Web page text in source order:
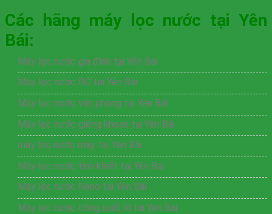
Các hãng máy lọc nước tại Yên
Bái:
Máy lọc nước gia đình tại Yên Bái
Máy lọc nước RO tại Yên Bái
Máy lọc nước văn phòng tại Yên Bái
Máy lọc nước giếng khoan tại Yên Bái
máy lọc nước máy tại Yên Bái
Máy lọc nước tinh khiết tại Yên Bái
Máy lọc nước Nano tại Yên Bái
Máy lọc nước công suất lớ tại Yên Bái